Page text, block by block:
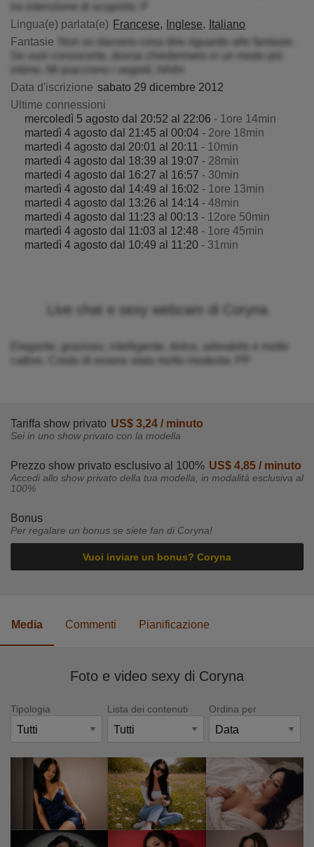
ho intenzione di scoprirlo: P
Lingua(e) parlata(e) Francese Inglese
Italiano
Fantasie
Non so davvero cosa dire riguardo alle fantasie.
Se vuoi conoscerle, dovrai chiedermelo in un modo più
intimo. Mi piacciono i segreti, hihihi
Data d'iscrizione sabato 29 dicembre 2012
Ultime connessioni
mercoledì 5 agosto dal 20:52 al 22:06 - 1ore 14min
martedì 4 agosto dal 21:45 al 00:04 - 2ore 18min
martedì 4 agosto dal 20:01 al 20:11 - 10min
martedì 4 agosto dal 18:39 al 19:07 - 28min
martedì 4 agosto dal 16:27 al 16:57 - 30min
martedì 4 agosto dal 14:49 al 16:02 - 1ore 13min
martedì 4 agosto dal 13:26 al 14:14 - 48min
martedì 4 agosto dal 11:23 al 00:13 - 12ore 50min
martedì 4 agosto dal 11:03 al 12:48 - 1ore 45min
martedì 4 agosto dal 10:49 al 11:20 - 31min
Live chat e sexy webcam di Coryna
Elegante, grazioso, intelligente, dolce, adorabile e molto
Tariffa show privato US$ 3,24 / minuto
Sei in uno show privato con la modella
Prezzo show privato esclusivo al 100% US$ 4,85 / minuto
Accedi allo show privato della tua modella, in modalità esclusiva al
100%
Bonus
Per regalare un bonus se siete fan di Coryna!
Vuoi inviare un bonus? Coryna
Media Commenti Pianificazione
Foto e video sexy di Coryna
Tipologia Lista dei contenuti Ordina per